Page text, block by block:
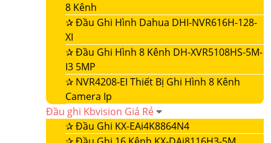
8 Kênh
✰Đầu Ghi Hình Dahua DHI-NVR616H-128-
XI
✰Đầu Ghi Hình 8 Kênh DH-XVR5108HS-5M-
I3 5MP
✰ NVR4208-EI Thiết Bị Ghi Hình 8 Kênh
Camera Ip
Đầu ghi Kbvision Giá Rẻ
✰Đầu Ghi KX-EAi4K8864N4